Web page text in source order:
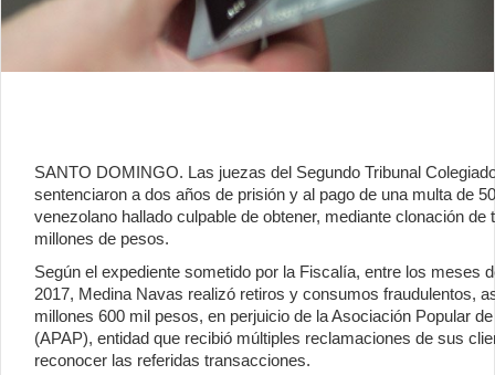
SANTO DOMINGO. Las juezas del Segundo Tribunal
sentenciaron a dos años de prisión y al pago de una multa de
venezolano hallado culpable de obtener, mediante clonación
millones de pesos.
Según el expediente sometido por la Fiscalía, entre los meses
2017, Medina Navas realizó retiros y consumos fraudulentos,
millones 600 mil pesos, en perjuicio de la Asociación Popular
(APAP), entidad que recibió múltiples reclamaciones de sus
reconocer las referidas transacciones.